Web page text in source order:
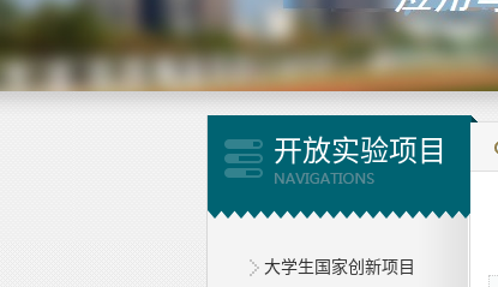
开放实验项目
大学生国家创新项目